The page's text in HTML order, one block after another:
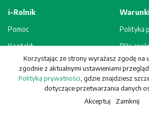
i-Rolnik
Pomoc
Kontakt
Rejestracja - korzyści
Polityka
Pliki
© Generali Towarzystwo Ubezpieczeń S.A. Wszelkie
Korzystając ze strony wyrażasz zgodę na
zgodnie z aktualnymi ustawieniami
Polityką prywatności , gdzie znajdziesz
dotyczące przetwarzania danych
Akceptuj Zamknij